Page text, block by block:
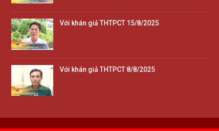
Với khán giả THTPCT 15/8/2025
Với khán giả THTPCT 8/8/2025